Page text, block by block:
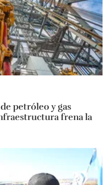
petróleo y gas
frena la